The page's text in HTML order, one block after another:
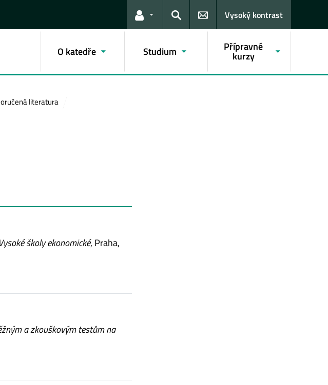
Odkazy pro uživatele
Hledat
Vysoký kontrast
O katedře Studium Přípravné
kurzy
literatura
školy ekonomické, Praha,
a zkouškovým testům na